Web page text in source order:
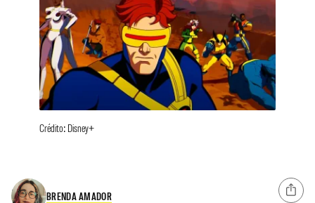
Crédito: Disney+
BRENDA AMADOR